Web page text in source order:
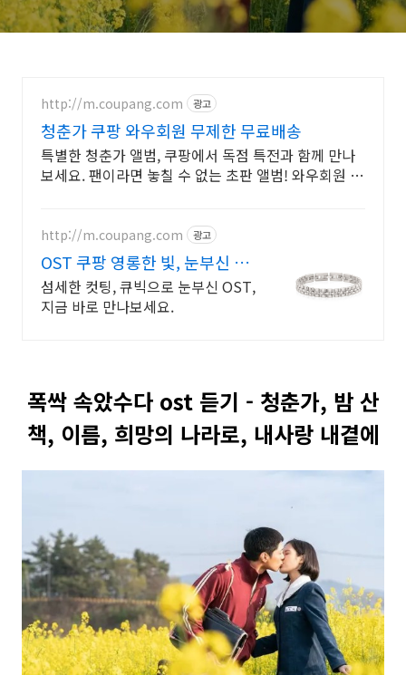
http://m.coupang.com 광고
청춘가 쿠팡 와우회원 무제한 무료배송
특별한 청춘가 앨범, 쿠팡에서 독점 특전과 함께 만나
보세요. 팬이라면 놓칠 수 없는 초판 앨범! 와우회원 무
http://m.coupang.com 광고
OST 쿠팡 영롱한 빛, 눈부신 반
짝임
섬세한 컷팅, 큐빅으로 눈부신 OST,
지금 바로 만나보세요.
폭싹 속았수다 ost 듣기 - 청춘가, 밤 산
책, 이름, 희망의 나라로, 내사랑 내곁에